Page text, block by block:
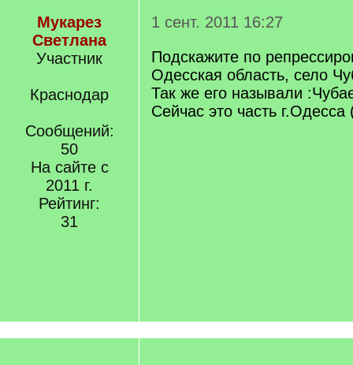
Мукарез
Светлана
Участник
Краснодар
Сообщений:
50
На сайте с
2011 г.
Рейтинг:
31
1 сент. 2011 16:27
Подскажите по
Одесская область, село
Так же его называли
Сейчас это часть г.Одесса